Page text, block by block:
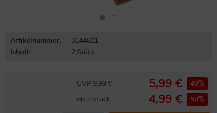
Artikelnummer:
3144821
Inhalt:
2 Stück
UVP 9,99 € 5,99 € 40
ab 2 Stück 4,99 € 50